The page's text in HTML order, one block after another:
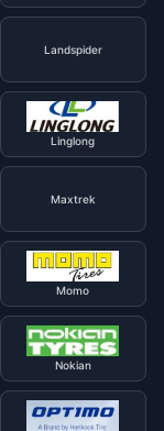
Landspider
Linglong
Maxtrek
Momo
Nokian